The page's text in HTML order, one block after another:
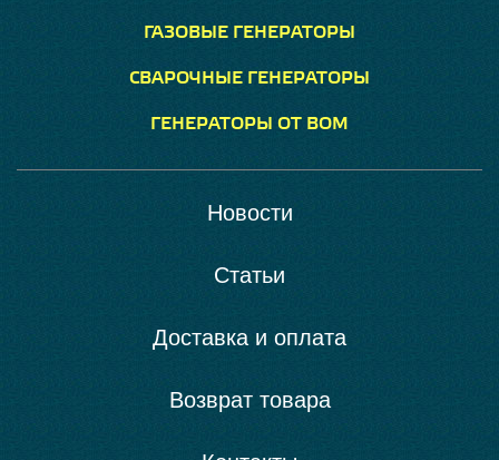
ГАЗОВЫЕ ГЕНЕРАТОРЫ
СВАРОЧНЫЕ ГЕНЕРАТОРЫ
ГЕНЕРАТОРЫ ОТ ВОМ
Новости
Статьи
Доставка и оплата
Возврат товара